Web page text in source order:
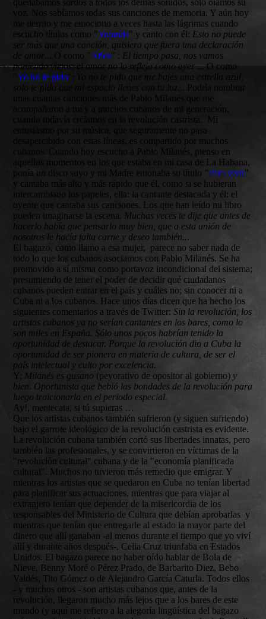
quedábamos sordos a todos los demás sonidos, sólo oíamos su
voz. Nos sabíamos todas sus canciones de memoria. Y aún hoy
me derrito y me emociono a veces hasta las lágrimas cuando
escucho títulos como "Yolanda" y canto con él: Esto no puede
ser más que una canción, quisiera que fuera una declaración
de amor
... O como "Años" : El tiempo pasa, nos vamos
poniendo viejos, el amor no lo reflejo como ayer ...O como
"Yo no te pido
solo te pido que mi espacio llenes con tu luz... Podría nombrar
unas cuantas canciones más de Pablo Milanés que me
acompañaron a mí y a muchos cubanos de mi generación,
cuando todavía creíamos en la revolución castrista. Mi
entusiasmo por su música, que seguramente no pasa
desapercibido con estas líneas, es compartido por muchos
cubanos. Cuando hoy escucho a Pablo Milanés, pienso en
aquellos momentos en los que estaba en mi casa de La Habana,
ponía un disco suyo y mi Madre entonaba su título "Para vivir"
y cantaba más alto y más rápido que él, como si se hubieran
intercambiado los papeles, ella: la cantante destacada y él: el
oyente que cantaba sus canciones. Los que han leído mi libro
pueden imaginarse la escena. Muchas veces te dije que antes de
hacerlo había que pensarlo muy bien, que a esta unión de
nosotros le hacía falta carne y deseo también...
El bagazo, como llamo a esa mujer, parece no saber nada de
todo lo que los cubanos asociamos con Pablo Milanés. Se ha
promovido a sí misma como portavoz incondicional del sistema;
presumiendo de tener el poder de decidir qué ciudadanos
cubanos pueden entrar en el país y cuáles no; sin conocer ni a
Cuba ni a los cubanos. Hace unos días dicen que ha hecho los
siguientes comentarios a través de Twitter:Sin la revolución, los
artistas cubanos ya no serían cantantes en los bares, como lo
son miles en España. Sólo unos pocos habrían tenido la
oportunidad de destacar. Porque la revolución dio a Cuba la
oportunidad de ser pionera en materia de cultura, de ser el
país intelectual y culto por excelencia.
Y: Milanés es gusano (peyorativo de opositor al gobierno) y
bien Oportunista que bebió las bondades de la revolución para
luego traicionarla en el periodo especial.
Ay!, mentecata, si tú supieras …
Que los artistas cubanos también sufrieron (y siguen sufriendo)
bajo el garrote ideológico de la revolución castrista es evidente.
La revolución cubana también cortó sus libertades innatas, pero
también las profesionales, y se convirtieron en víctimas de la
"revolución cultural" cubana y de la "economía planificada
cultural". Muchos no tuvieron más remedio que emigrar. Y
mientras los artistas que se quedaron en Cuba no tenían libertad
para planificar sus actuaciones, mientras que para viajar al
extranjero tenían que depender de la misericordia de los
responsables del Ministerio de Cultura que debían aprobarlas y
mientras que tenían que entregarle al estado la mayor parte del
dinero que allí ganaban -al menos durante el tiempo que yo viví
allí y durante años después-, Celia Cruz triunfaba en Estados
Unidos. El bagazo parece no haber oído hablar de Bola de
Nieve, Benny Moré o Pérez Prado, de Barbarito Diez, Bebo
Valdés, Tito Gómez o de Alejandro García Caturla. Todos ellos
- y muchos otros - son artistas cubanos que, antes de la
revolución, llegaron mucho más lejos que a los bares de este
mundo (y aquí me refiero a la alegoría lingüística del bagazo